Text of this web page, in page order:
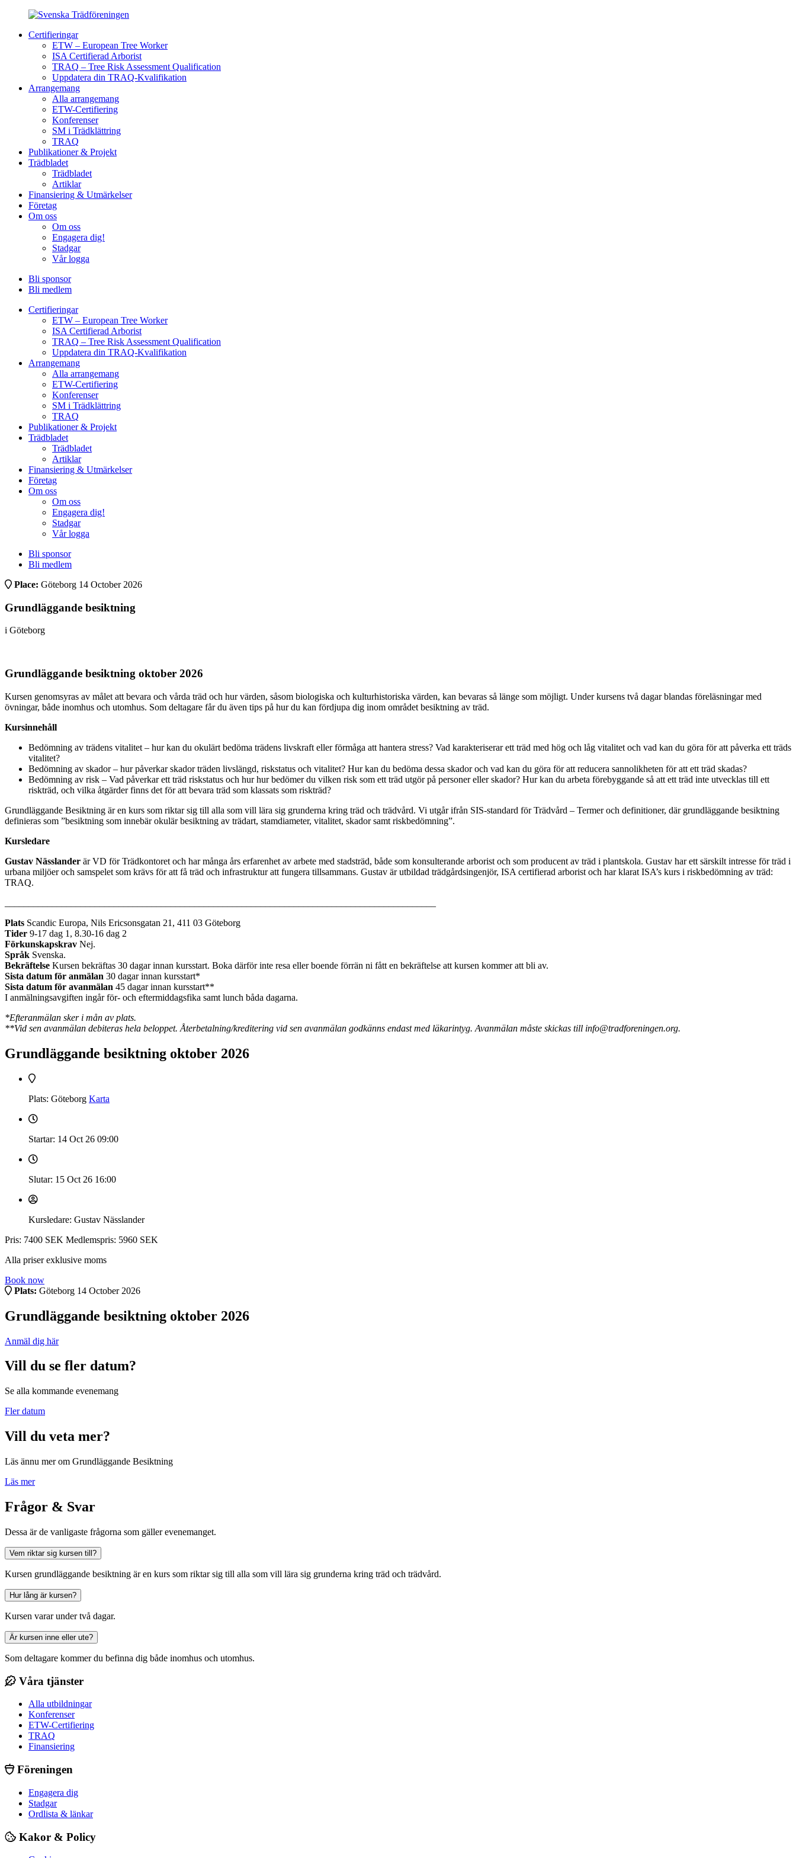
Certifieringar
ETW – European Tree Worker
ISA Certifierad Arborist
TRAQ – Tree Risk Assessment Qualification
Uppdatera din TRAQ-Kvalifikation
Arrangemang
Alla arrangemang
ETW-Certifiering
Konferenser
SM i Trädklättring
TRAQ
Publikationer & Projekt
Trädbladet
Trädbladet
Artiklar
Finansiering & Utmärkelser
Företag
Om oss
Om oss
Engagera dig!
Stadgar
Vår logga
Bli sponsor
Bli medlem
Certifieringar
ETW – European Tree Worker
ISA Certifierad Arborist
TRAQ – Tree Risk Assessment Qualification
Uppdatera din TRAQ-Kvalifikation
Arrangemang
Alla arrangemang
ETW-Certifiering
Konferenser
SM i Trädklättring
TRAQ
Publikationer & Projekt
Trädbladet
Trädbladet
Artiklar
Finansiering & Utmärkelser
Företag
Om oss
Om oss
Engagera dig!
Stadgar
Vår logga
Bli sponsor
Bli medlem
Place: Göteborg 14 October 2026
Grundläggande besiktning
i Göteborg
Grundläggande besiktning oktober 2026
Kursen genomsyras av målet att bevara och vårda träd och hur värden, såsom biologiska och kulturhistoriska värden, kan bevaras så länge som möjligt. Under kursens två dagar blandas föreläsningar med
övningar, både inomhus och utomhus. Som deltagare får du även tips på hur du kan fördjupa dig inom området besiktning av träd.
Kursinnehåll
Bedömning av trädens vitalitet – hur kan du okulärt bedöma trädens livskraft eller förmåga att hantera stress? Vad karakteriserar ett träd med hög och låg vitalitet och vad kan du göra för att påverka ett träds
vitalitet?
Bedömning av skador – hur påverkar skador träden livslängd, riskstatus och vitalitet? Hur kan du bedöma dessa skador och vad kan du göra för att reducera sannolikheten för att ett träd skadas?
Bedömning av risk – Vad påverkar ett träd riskstatus och hur hur bedömer du vilken risk som ett träd utgör på personer eller skador? Hur kan du arbeta förebyggande så att ett träd inte utvecklas till ett
riskträd, och vilka åtgärder finns det för att bevara träd som klassats som riskträd?
Grundläggande Besiktning är en kurs som riktar sig till alla som vill lära sig grunderna kring träd och trädvård. Vi utgår ifrån SIS-standard för Trädvård – Termer och definitioner, där grundläggande besiktning
definieras som ”besiktning som innebär okulär besiktning av trädart, stamdiameter, vitalitet, skador samt riskbedömning”.
Kursledare
Gustav Nässlander är VD för Trädkontoret och har många års erfarenhet av arbete med stadsträd, både som konsulterande arborist och som producent av träd i plantskola. Gustav har ett särskilt intresse för träd i
urbana miljöer och samspelet som krävs för att få träd och infrastruktur att fungera tillsammans. Gustav är utbildad trädgårdsingenjör, ISA certifierad arborist och har klarat ISA’s kurs i riskbedömning av träd:
TRAQ.
Plats Scandic Europa, Nils Ericsonsgatan 21, 411 03 Göteborg
Tider 9-17 dag 1, 8.30-16 dag 2
Förkunskapskrav Nej.
Språk Svenska.
Bekräftelse Kursen bekräftas 30 dagar innan kursstart. Boka därför inte resa eller boende förrän ni fått en bekräftelse att kursen kommer att bli av.
Sista datum för anmälan 30 dagar innan kursstart*
Sista datum för avanmälan 45 dagar innan kursstart**
I anmälningsavgiften ingår för- och eftermiddagsfika samt lunch båda dagarna.
*Efteranmälan sker i mån av plats.
**Vid sen avanmälan debiteras hela beloppet. Återbetalning/kreditering vid sen avanmälan godkänns endast med läkarintyg. Avanmälan måste skickas till info@tradforeningen.org.
Grundläggande besiktning oktober 2026
Plats: Göteborg Karta
Startar: 14 Oct 26 09:00
Slutar: 15 Oct 26 16:00
Kursledare: Gustav Nässlander
Pris: 7400 SEK Medlemspris: 5960 SEK
Alla priser exklusive moms
Book now
Plats: Göteborg 14 October 2026
Grundläggande besiktning oktober 2026
Anmäl dig här
Vill du se fler datum?
Se alla kommande evenemang
Fler datum
Vill du veta mer?
Läs ännu mer om Grundläggande Besiktning
Läs mer
Frågor & Svar
Dessa är de vanligaste frågorna som gäller evenemanget.
Vem riktar sig kursen till?
Kursen grundläggande besiktning är en kurs som riktar sig till alla som vill lära sig grunderna kring träd och trädvård.
Hur lång är kursen?
Kursen varar under två dagar.
Är kursen inne eller ute?
Som deltagare kommer du befinna dig både inomhus och utomhus.
Våra tjänster
Alla utbildningar
Konferenser
ETW-Certifiering
TRAQ
Finansiering
Föreningen
Engagera dig
Stadgar
Ordlista & länkar
Kakor & Policy